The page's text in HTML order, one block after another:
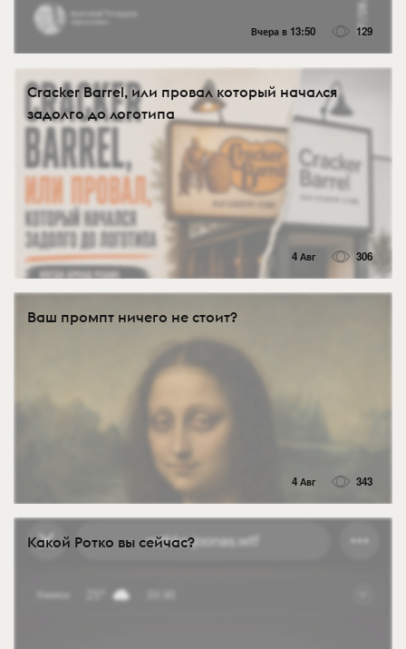
Вчера в 13:50 129
Cracker Barrel, или провал который начался
задолго до логотипа
4 Авг 306
Ваш промпт ничего не стоит?
4 Авг 343
Какой Ротко вы сейчас?